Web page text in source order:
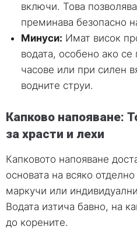
включи. Това
преминава безопасно
Минуси: Имат висок
водата, особено ако
часове или при силен
водните струи.
Капково напояване:
за храсти и лехи
Капковото напояване
основата на всяко
маркучи или
Водата изтича бавно, на
до корените.